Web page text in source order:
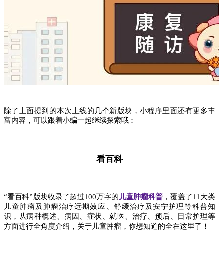
除了上面提到的本次上线的几个新版块，小程序里面还有更多丰
富内容，可以跟着小编一起继续探索哦：
看百科
“看百科”版块收录了超过100万字的儿童肿瘤科普 ，覆盖了11大类
儿童肿瘤及肿瘤治疗远期效应、舒缓治疗及安宁护理等科普知
识，从病种概述、病因、症状、就医、治疗、预后、日常护理等
方面进行全角度介绍，关于儿童肿瘤，你想知道的全在这里了！